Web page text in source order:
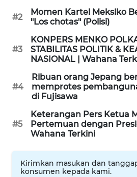
#2
Momen Kartel Meksiko
"Los chotas" (Polisi)
#3
KONPERS MENKO
STABILITAS POLITIK &
NASIONAL | Wahana
#4
Ribuan orang Jepang
memprotes
di Fujisawa
#5
Keterangan Pers Ketua
Pertemuan dengan
Wahana Terkini
Kirimkan masukan dan
konsumen kepada kami.
SOLO
WN
BOROBUDUR
WN
MADURA
WN
SURABAYA
WN
NATUNA